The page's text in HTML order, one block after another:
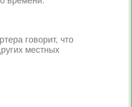
говорит, что
местных